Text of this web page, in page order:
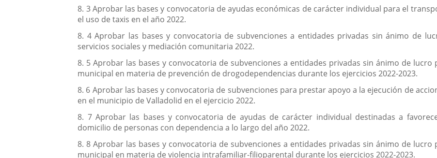
8. 3 Aprobar las bases y convocatoria de ayudas económicas de carácter individual para el
el uso de taxis en el año 2022.
8. 4 Aprobar las bases y convocatoria de subvenciones a entidades privadas sin ánimo de
servicios sociales y mediación comunitaria 2022.
8. 5 Aprobar las bases y convocatoria de subvenciones a entidades privadas sin ánimo de
municipal en materia de prevención de drogodependencias durante los ejercicios 2022-2023.
8. 6 Aprobar las bases y convocatoria de subvenciones para prestar apoyo a la ejecución de
en el municipio de Valladolid en el ejercicio 2022.
8. 7 Aprobar las bases y convocatoria de ayudas de carácter individual destinadas a
domicilio de personas con dependencia a lo largo del año 2022.
8. 8 Aprobar las bases y convocatoria de subvenciones a entidades privadas sin ánimo de
municipal en materia de violencia intrafamiliar-filioparental durante los ejercicios 2022-2023.